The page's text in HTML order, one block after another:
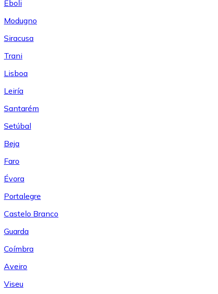
Eboli
Modugno
Siracusa
Trani
Lisboa
Leiría
Santarém
Setúbal
Beja
Faro
Évora
Portalegre
Castelo Branco
Guarda
Coímbra
Aveiro
Viseu